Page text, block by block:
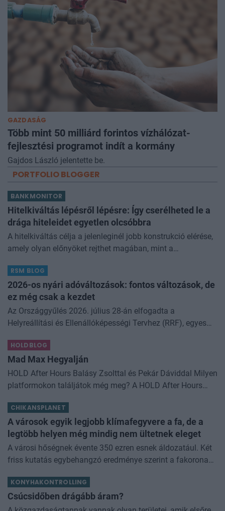
GAZDASÁG
Több mint 50 milliárd forintos vízhálózat-
fejlesztési programot indít a kormány
Gajdos László jelentette be.
PORTFOLIO BLOGGER
BANKMONITOR
Hitelkiváltás lépésről lépésre: Így cserélheted le a
drága hiteleidet egyetlen olcsóbbra
A hitelkiváltás célja a jelenleginél jobb konstrukció elérése,
amely olyan előnyöket rejthet magában, mint a
futamidőmódosítás. A korábbi év
RSM BLOG
2026-os nyári adóváltozások: fontos változások, de
ez még csak a kezdet
Az Országgyűlés 2026. július 28-án elfogadta a
Helyreállítási és Ellenállóképességi Tervhez (RRF), egyes
kapcsolódó adóintézkedésekről, v
HOLDBLOG
Mad Max Hegyalján
HOLD After Hours Balásy Zsolttal és Pekár Dáviddal Milyen
platformokon találjátok még meg? A HOLD After Hours
a&#160;Spotify,&#160;YouTube,&#160;Apple
Podcast,&#160;Google
CHIKANSPLANET
A városok egyik legjobb klímafegyvere a fa, de a
legtöbb helyen még mindig nem ültetnek eleget
A városi hőségnek évente 350 ezren esnek áldozatául. Két
friss kutatás egybehangzó eredménye szerint a fakorona
KONYHAKONTROLLING
Csúcsidőben drágább áram?